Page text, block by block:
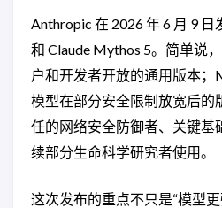
Anthropic 在 2026 年 6 月 9 日
和 Claude Mythos 5。简单说
户和开发者开放的通用版本；
模型在部分安全限制放宽后的
任的网络安全防御者、关键基
续部分生命科学研究者使用。
这次发布的重点不只是“模型